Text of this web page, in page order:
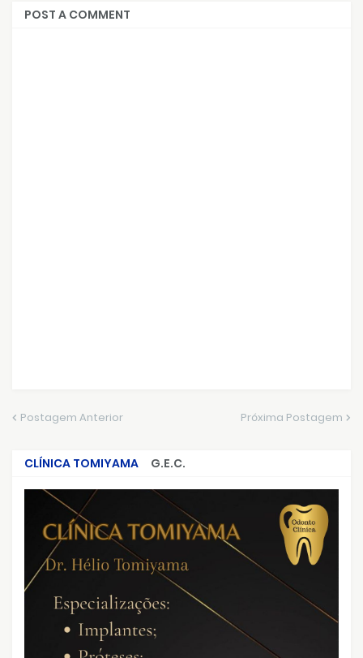
POST A COMMENT
Postagem Anterior Próxima Postagem
CLÍNICA TOMIYAMA
G.E.C.
CRIMES QUE ABALARAM O BRASIL